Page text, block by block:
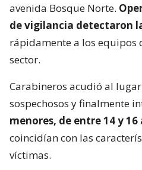
avenida Bosque Norte.
de vigilancia detectaron
rápidamente a los equipos
sector.
Carabineros acudió al
sospechosos y finalmente
menores, de entre 14 y 16
coincidían con las
víctimas.